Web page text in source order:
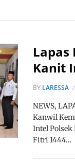
Lapas
Kanit
BY LARESSA
NEWS,
Kanwil
Intel Polsek
Fitri 1444…